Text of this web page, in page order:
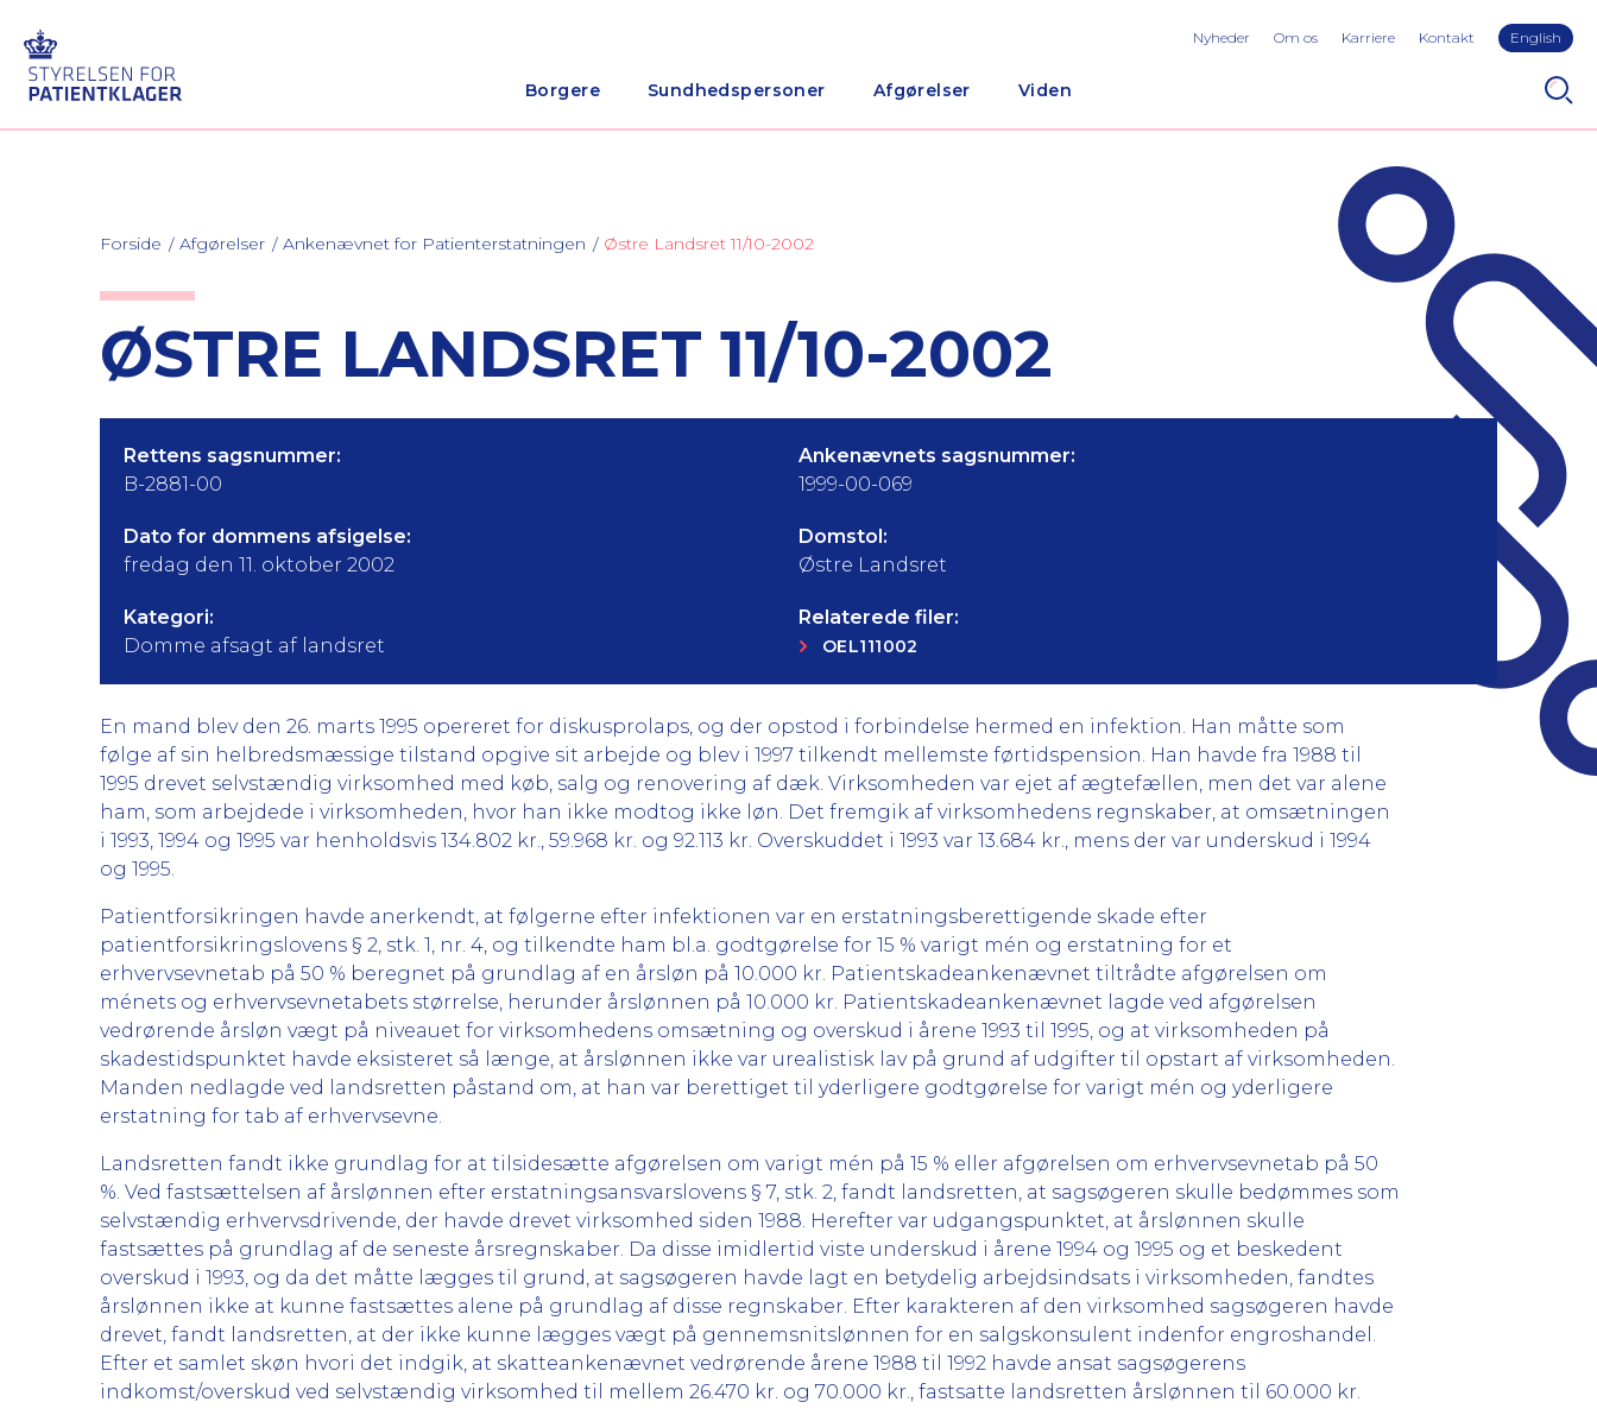
Borgere Sundhedspersoner Afgørelser Viden
Nyheder Om os Karriere Kontakt English
Forside Afgørelser Ankenævnet for Patienterstatningen Østre Landsret 11/10-2002
ØSTRE LANDSRET 11/10-2002
Rettens sagsnummer:
B-2881-00
Ankenævnets sagsnummer:
1999-00-069
Dato for dommens afsigelse:
fredag den 11. oktober 2002
Domstol:
Østre Landsret
Kategori:
Domme afsagt af landsret
Relaterede filer:
OEL111002
En mand blev den 26. marts 1995 opereret for diskusprolaps, og der opstod i forbindelse hermed en infektion. Han måtte som
følge af sin helbredsmæssige tilstand opgive sit arbejde og blev i 1997 tilkendt mellemste førtidspension. Han havde fra 1988 til
1995 drevet selvstændig virksomhed med køb, salg og renovering af dæk. Virksomheden var ejet af ægtefællen, men det var alene
ham, som arbejdede i virksomheden, hvor han ikke modtog ikke løn. Det fremgik af virksomhedens regnskaber, at omsætningen
i 1993, 1994 og 1995 var henholdsvis 134.802 kr., 59.968 kr. og 92.113 kr. Overskuddet i 1993 var 13.684 kr., mens der var underskud i 1994
og 1995.
Patientforsikringen havde anerkendt, at følgerne efter infektionen var en erstatningsberettigende skade efter
patientforsikringslovens § 2, stk. 1, nr. 4, og tilkendte ham bl.a. godtgørelse for 15 % varigt mén og erstatning for et
erhvervsevnetab på 50 % beregnet på grundlag af en årsløn på 10.000 kr. Patientskadeankenævnet tiltrådte afgørelsen om
ménets og erhvervsevnetabets størrelse, herunder årslønnen på 10.000 kr. Patientskadeankenævnet lagde ved afgørelsen
vedrørende årsløn vægt på niveauet for virksomhedens omsætning og overskud i årene 1993 til 1995, og at virksomheden på
skadestidspunktet havde eksisteret så længe, at årslønnen ikke var urealistisk lav på grund af udgifter til opstart af virksomheden.
Manden nedlagde ved landsretten påstand om, at han var berettiget til yderligere godtgørelse for varigt mén og yderligere
erstatning for tab af erhvervsevne.
Landsretten fandt ikke grundlag for at tilsidesætte afgørelsen om varigt mén på 15 % eller afgørelsen om erhvervsevnetab på 50
%. Ved fastsættelsen af årslønnen efter erstatningsansvarslovens § 7, stk. 2, fandt landsretten, at sagsøgeren skulle bedømmes som
selvstændig erhvervsdrivende, der havde drevet virksomhed siden 1988. Herefter var udgangspunktet, at årslønnen skulle
fastsættes på grundlag af de seneste årsregnskaber. Da disse imidlertid viste underskud i årene 1994 og 1995 og et beskedent
overskud i 1993, og da det måtte lægges til grund, at sagsøgeren havde lagt en betydelig arbejdsindsats i virksomheden, fandtes
årslønnen ikke at kunne fastsættes alene på grundlag af disse regnskaber. Efter karakteren af den virksomhed sagsøgeren havde
drevet, fandt landsretten, at der ikke kunne lægges vægt på gennemsnitslønnen for en salgskonsulent indenfor engroshandel.
Efter et samlet skøn hvori det indgik, at skatteankenævnet vedrørende årene 1988 til 1992 havde ansat sagsøgerens
indkomst/overskud ved selvstændig virksomhed til mellem 26.470 kr. og 70.000 kr., fastsatte landsretten årslønnen til 60.000 kr.